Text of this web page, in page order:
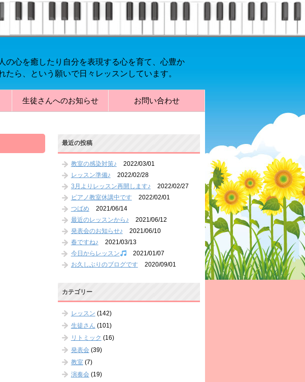
の心を癒したり自分を表現する心を育て、心豊か
たら、という願いで日々レッスンしています。
生徒さんへのお知らせ お問い合わせ
最近の投稿
教室の感染対策♪
2022/03/01
レッスン準備♪
2022/02/28
3月よりレッスン再開します♪
2022/02/27
ピアノ教室休講中です
2022/02/01
つばめ
2021/06/14
最近のレッスンから♪
2021/06/12
発表会のお知らせ♪
2021/06/10
春ですね♪
2021/03/13
今日からレッスン
2021/01/07
お久しぶりのブログです
2020/09/01
カテゴリー
レッスン (142)
生徒さん (101)
リトミック (16)
発表会(39)
教室(7)
演奏会(19)